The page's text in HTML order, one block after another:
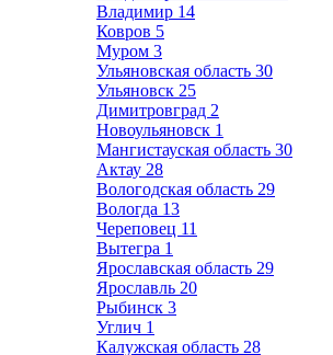
Владимир 14
Ковров 5
Муром 3
Ульяновская область 30
Ульяновск 25
Димитровград 2
Новоульяновск 1
Мангистауская область 30
Актау 28
Вологодская область 29
Вологда 13
Череповец 11
Вытегра 1
Ярославская область 29
Ярославль 20
Рыбинск 3
Углич 1
Калужская область 28